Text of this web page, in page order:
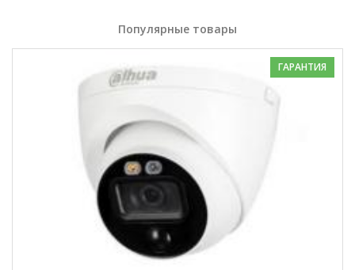
Популярные товары
ГАРАНТИЯ